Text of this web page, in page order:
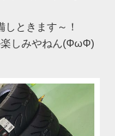
ときます～！
楽しみやねん(ΦωΦ)